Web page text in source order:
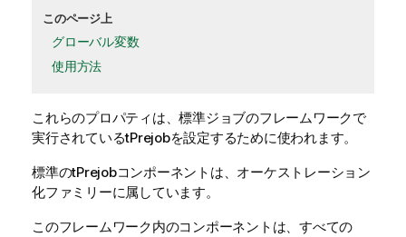
このページ上
グローバル変数
使用方法
これらのプロパティは、標準ジョブのフレームワークで
実行されているtPrejobを設定するために使われます。
標準のtPrejobコンポーネントは、 オーケストレーション
化ファミリーに属しています。
このフレームワーク内のコンポーネントは、すべての